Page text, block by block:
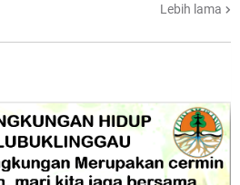
Lebih lama